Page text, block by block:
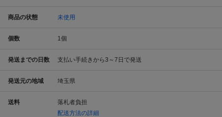
商品の状態 未使用
個数 1個
発送までの日数 支払い手続きから3～7日で発送
発送元の地域 埼玉県
送料
落札者負担
配送方法の詳細